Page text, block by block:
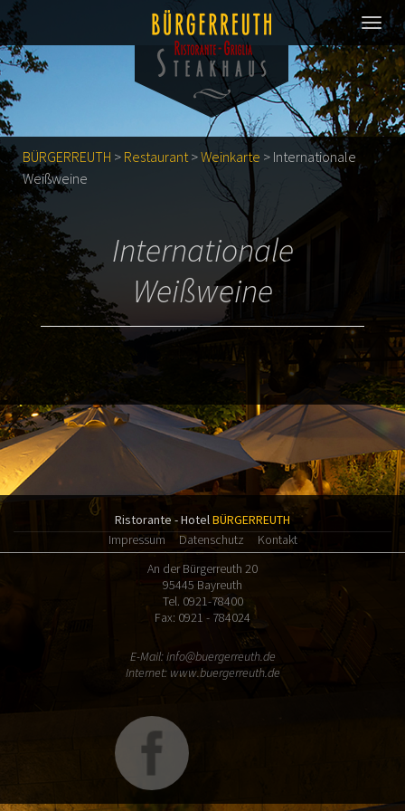
BÜRGERREUTH > Restaurant>Weinkarte > Internationale
Weißweine
Internationale
Weißweine
Ristorante - HotelBÜRGERREUTH
Impressum
Datenschutz
Kontakt
An der Bürgerreuth 20
95445 Bayreuth
Tel. 0921-78400
Fax: 0921 - 784024
E-Mail:info@buergerreuth.de
Internet: www.buergerreuth.de